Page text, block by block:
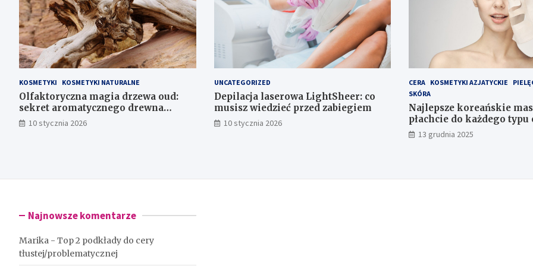
KOSMETYKI KOSMETYKI NATURALNE
Olfaktoryczna magia drzewa oud:
sekret aromatycznego drewna
agarowego
10 stycznia 2026
UNCATEGORIZED
Depilacja laserowa LightSheer: co
musisz wiedzieć przed zabiegiem
10 stycznia 2026
CERA KOSMETYKI AZJATYCKIE
SKÓRA
Najlepsze koreańskie
płachcie do każdego typu
13 grudnia 2025
Najnowsze komentarze
Marika - Top 2 podkłady do cery
tłustej/problematycznej